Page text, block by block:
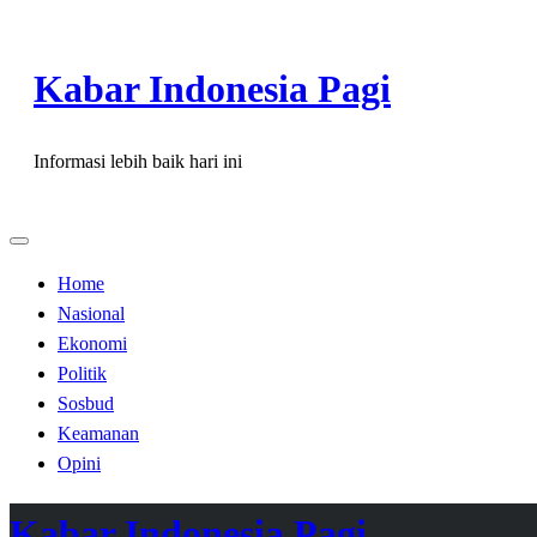
content
Kabar Indonesia Pagi
Informasi lebih baik hari ini
Home
Nasional
Ekonomi
Politik
Sosbud
Keamanan
Opini